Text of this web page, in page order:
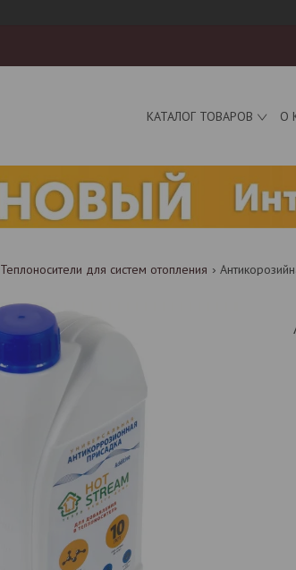
КАТАЛОГ ТОВАРОВ О
Теплоносители для систем отопления